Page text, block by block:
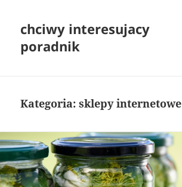
chciwy interesujacy
poradnik
Kategoria:sklepy internetowe